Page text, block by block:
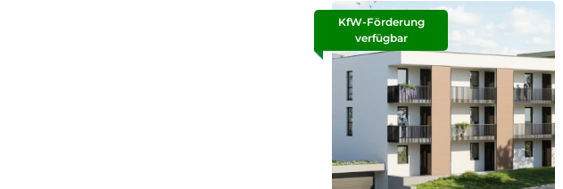
KfW-Förderung
verfügbar